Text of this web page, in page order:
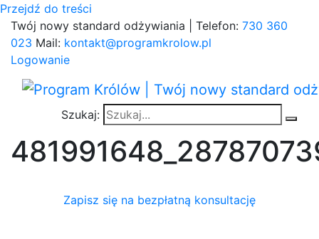
Przejdź do treści
Twój nowy standard odżywiania | Telefon: 730 360
023 Mail: kontakt@programkrolow.pl
Logowanie
Szukaj:
Zapisz się na bezpłatną konsultację